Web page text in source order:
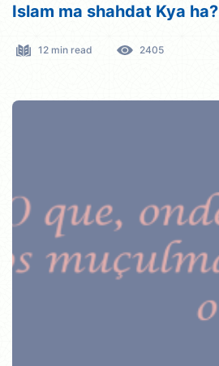
Islam ma shahdat Kya ha?
12 min read 2405